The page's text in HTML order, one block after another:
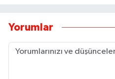
Yorumlar